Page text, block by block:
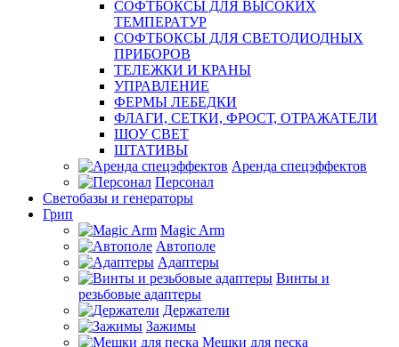
СОФТБОКСЫ ДЛЯ ВЫСОКИХ
ТЕМПЕРАТУР
СОФТБОКСЫ ДЛЯ СВЕТОДИОДНЫХ
ПРИБОРОВ
ТЕЛЕЖКИ И КРАНЫ
УПРАВЛЕНИЕ
ФЕРМЫ ЛЕБЕДКИ
ФЛАГИ, СЕТКИ, ФРОСТ, ОТРАЖАТЕЛИ
ШОУ СВЕТ
ШТАТИВЫ
Аренда спецэффектов
Персонал
Светобазы и генераторы
Грип
Magic Arm
Автополе
Адаптеры
Винты и
резьбовые адаптеры
Держатели
Зажимы
Мешки для песка